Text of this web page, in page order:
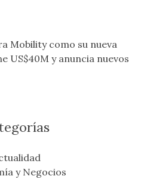
Mobility como su nueva
US$40M y anuncia nuevos
y Negocios